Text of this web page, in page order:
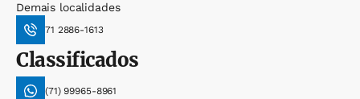
Demais localidades
71 2886-1613
Classificados
(71) 99965-8961